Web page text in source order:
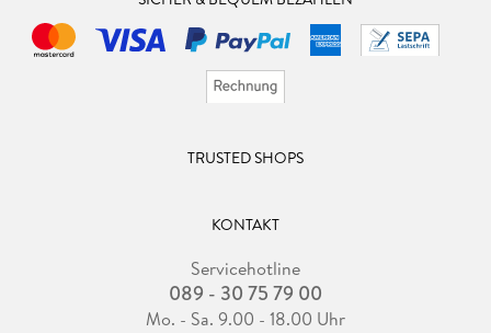
TRUSTED SHOPS
KONTAKT
Servicehotline
089 - 30 75 79 00
Mo. - Sa. 9.00 - 18.00 Uhr